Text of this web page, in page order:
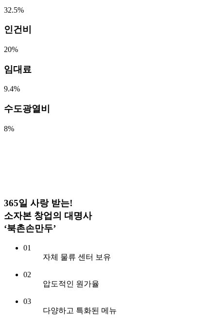
32.5%
인건비
20%
임대료
9.4%
수도광열비
8%
365일 사랑 받는!
소자본 창업의 대명사
‘북촌손만두’
01
자체 물류 센터 보유
02
압도적인 원가율
03
다양하고 특화된 메뉴